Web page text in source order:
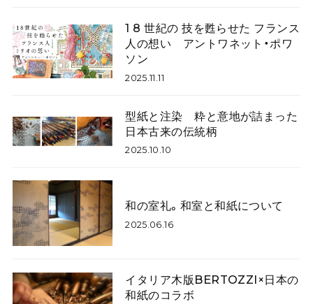
1 8 世紀の 技を甦らせた フランス
人の想い アントワネット・ポワ
ソン
2025.11.11
型紙と注染 粋と意地が詰まった
日本古来の伝統柄
2025.10.10
和の室礼。和室と和紙について
2025.06.16
イタリア木版BERTOZZI×日本の
和紙のコラボ